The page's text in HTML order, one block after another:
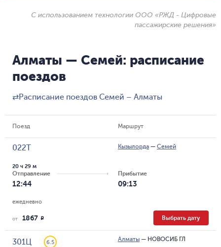
С использованием технологии ООО «РЖД - Цифровые
пассажирские решения»
Алматы — Семей: расписание
поездов
⇄Расписание поездов Семей – Алматы
Поезд Маршрут
022Т Кызылорда — Семей
Отправление
12:44
20 ч 29 м
Прибытие
09:13
ежедневно
от 1867 R Выбрать дату
301Ц 6.5 Алматы — НОВОСИБ ГЛ